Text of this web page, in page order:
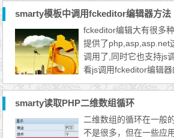
开始上手了，而最开始
问题。 先是在PHP层把
了出来，而这是一个二
板层把这个内容给循环
源，终于解决了，现把
smarty模板中调用fckeditor编辑器方法
fckeditor编辑大有很多
提供了php,asp,asp.net
调用了,同时它也支持js
看js调用fckeditor编辑
ript type="text/
ditor.js"></script>
T"> <script type="text/
smarty读取PHP二维数组循环
二维数组的循环在一般
不是很多，但在一些应